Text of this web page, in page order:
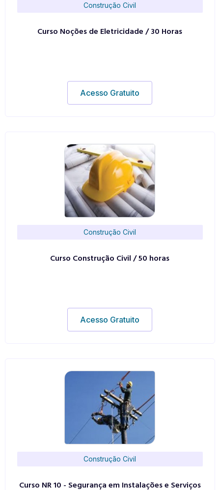
Construção Civil
Curso Noções de Eletricidade / 30 Horas
Acesso Gratuito
Construção Civil
Curso Construção Civil / 50 horas
Acesso Gratuito
Construção Civil
Curso NR 10 - Segurança em Instalações e Serviços